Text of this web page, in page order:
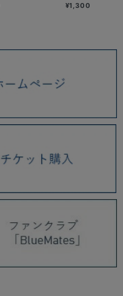
¥1,300